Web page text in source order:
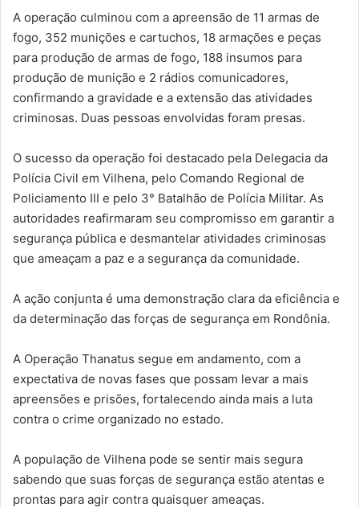
A operação culminou com a apreensão de 11 armas de
fogo, 352 munições e cartuchos, 18 armações e peças
para produção de armas de fogo, 188 insumos para
produção de munição e 2 rádios comunicadores,
confirmando a gravidade e a extensão das atividades
criminosas. Duas pessoas envolvidas foram presas.
O sucesso da operação foi destacado pela Delegacia da
Polícia Civil em Vilhena, pelo Comando Regional de
Policiamento III e pelo 3° Batalhão de Polícia Militar. As
autoridades reafirmaram seu compromisso em garantir a
segurança pública e desmantelar atividades criminosas
que ameaçam a paz e a segurança da comunidade.
A ação conjunta é uma demonstração clara da eficiência e
da determinação das forças de segurança em Rondônia.
A Operação Thanatus segue em andamento, com a
expectativa de novas fases que possam levar a mais
apreensões e prisões, fortalecendo ainda mais a luta
contra o crime organizado no estado.
A população de Vilhena pode se sentir mais segura
sabendo que suas forças de segurança estão atentas e
prontas para agir contra quaisquer ameaças.